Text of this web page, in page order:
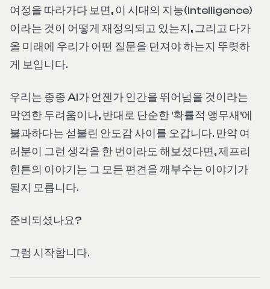
여정을 따라가다 보면, 이 시대의 지능(Intelligence)
이라는 것이 어떻게 재정의되고 있는지, 그리고 다가
올 미래에 우리가 어떤 질문을 던져야 하는지 뚜렷하
게 보입니다.
우리는 종종 AI가 언젠가 인간을 뛰어넘을 것이라는
막연한 두려움이나, 반대로 단순한 '확률적 앵무새'에
불과하다는 섣불린 안도감 사이를 오갑니다. 만약 여
러분이 그런 생각을 한 번이라도 해보셨다면, 제프리
힌튼의 이야기는 그 모든 편견을 깨부수는 이야기가
될지 모릅니다.
준비되셨나요?
그럼 시작합니다.